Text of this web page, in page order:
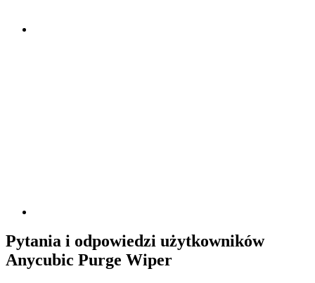
Pytania i odpowiedzi użytkowników
Anycubic Purge Wiper